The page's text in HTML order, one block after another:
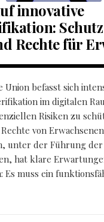
innovative
Rechte für
Union befasst sich
im digitalen
Risiken zu
von
unter der Führung
hat klare
Es muss ein